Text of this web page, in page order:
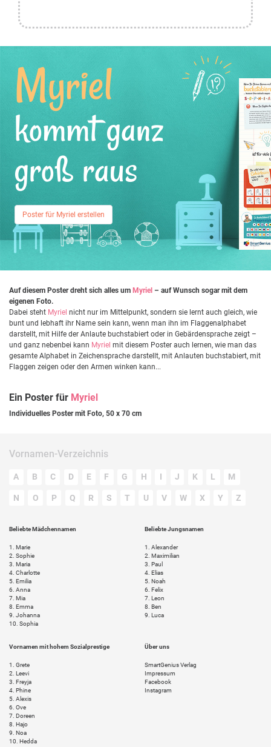
Myriel
kommt ganz
groß raus
Poster für Myriel erstellen
Auf diesem Poster dreht sich alles um Myriel – auf Wunsch sogar mit dem
eigenen Foto.
Dabei steht Myriel nicht nur im Mittelpunkt, sondern sie lernt auch gleich, wie
bunt und lebhaft ihr Name sein kann, wenn man ihn im Flaggenalphabet
darstellt, mit Hilfe der Anlaute buchstabiert oder in Gebärdensprache zeigt –
und ganz nebenbei kann Myriel mit diesem Poster auch lernen, wie man das
gesamte Alphabet in Zeichensprache darstellt, mit Anlauten buchstabiert, mit
Flaggen zeigen oder den Armen winken kann...
Ein Poster für Myriel
Individuelles Poster mit Foto, 50 x 70 cm
Vornamen-Verzeichnis
A B C D E F G H I J K L M
N O P Q R S T U V W X Y Z
Beliebte Mädchennamen
1.
Marie
2. Sophie
3. Maria
4. Charlotte
5. Emilia
6. Anna
7. Mia
8. Emma
9. Johanna
10. Sophia
Beliebte Jungsnamen
1.
Alexander
2. Maximilian
3. Paul
4. Elias
5. Noah
6. Felix
7. Leon
8. Ben
9. Luca
Vornamen mit hohem Sozialprestige
1.
Grete
2. Leevi
3. Freyja
4. Phine
5. Alexis
6. Ove
7. Doreen
8. Hajo
9. Noa
10. Hedda
Über uns
SmartGenius Verlag
Impressum
Facebook
Instagram